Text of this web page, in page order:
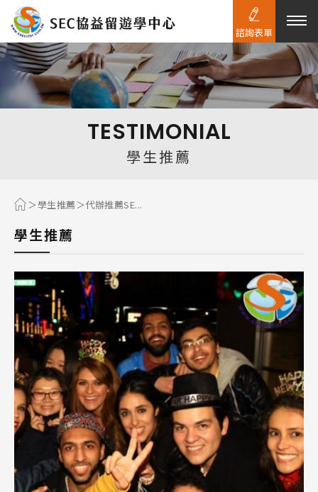
熱門搜尋：
TESTIMONIAL
學生推薦
學生推薦 代辦推薦SE...
學生推薦
諮詢表單